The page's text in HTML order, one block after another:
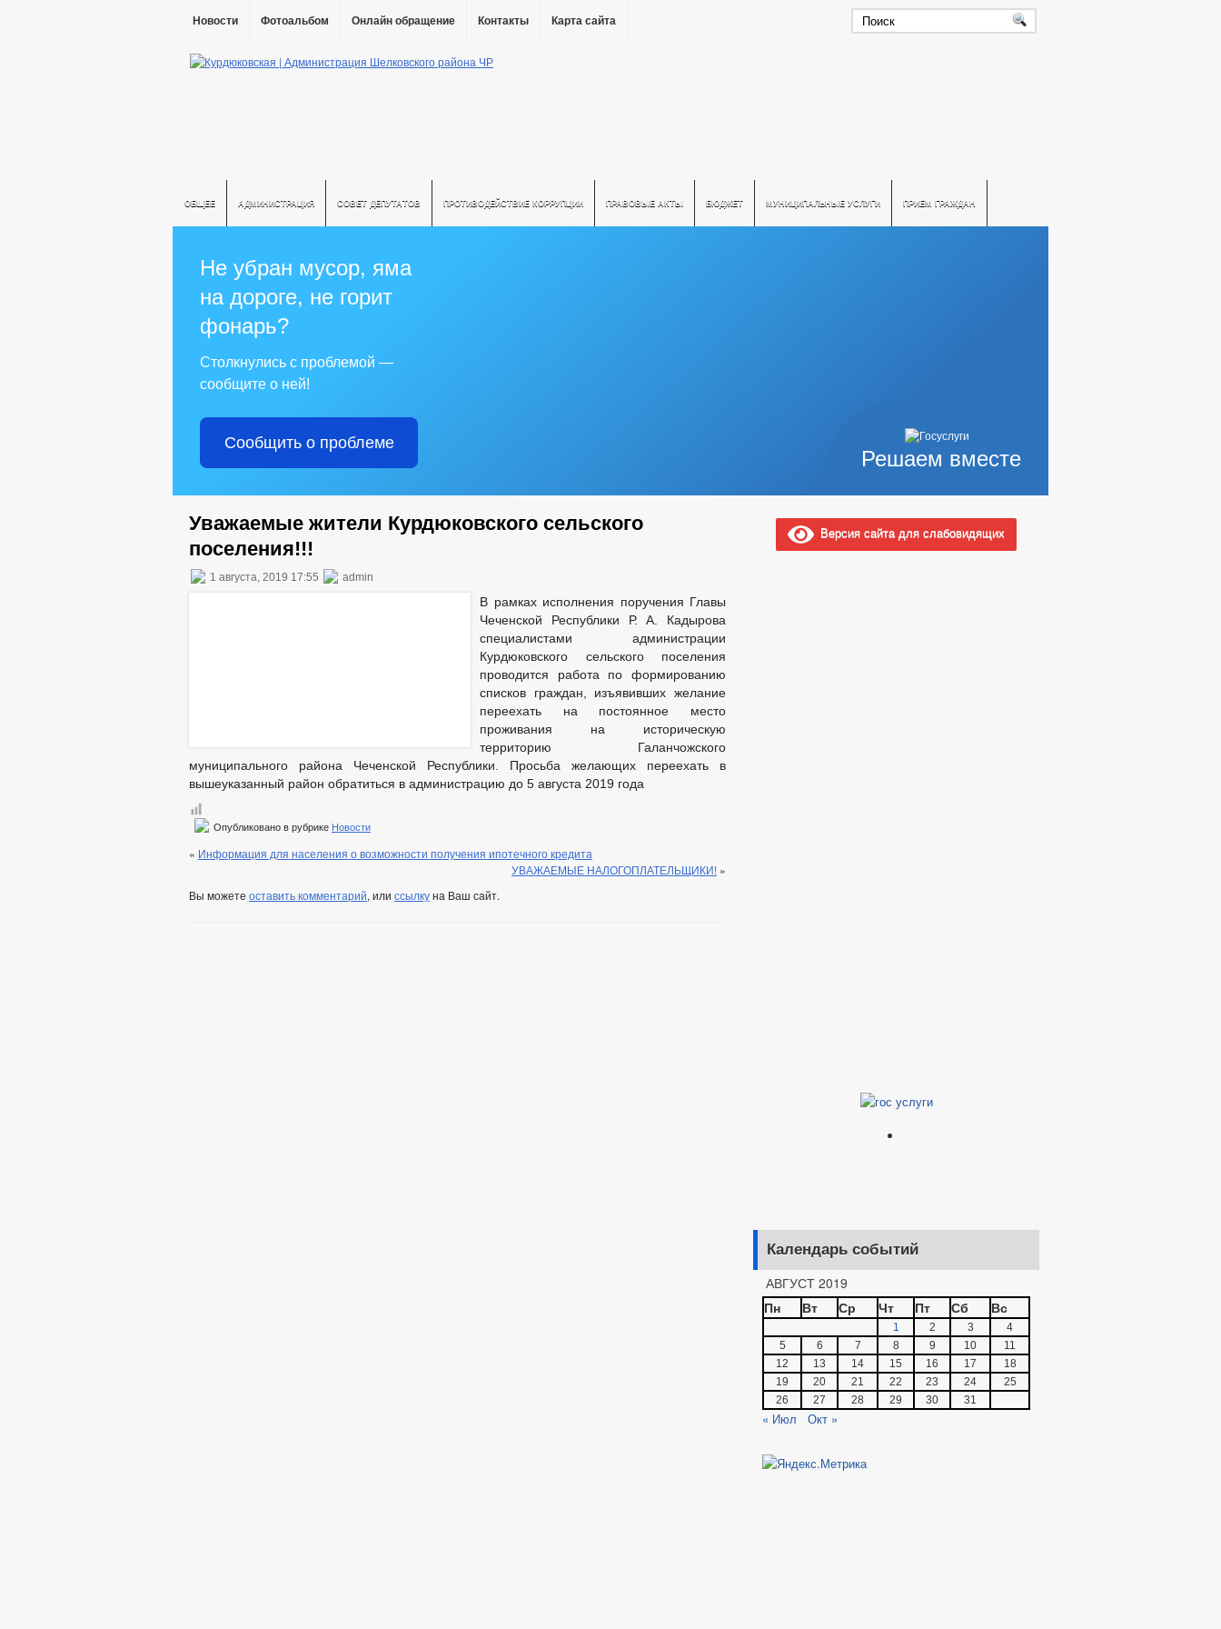
Новости Фотоальбом Онлайн обращение Контакты Карта сайта
ОБЩЕЕ АДМИНИСТРАЦИЯ СОВЕТ ДЕПУТАТОВ ПРОТИВОДЕЙСТВИЕ КОРРУПЦИИ ПРАВОВЫЕ АКТЫ БЮДЖЕТ МУНИЦИПАЛЬНЫЕ УСЛУГИ ПРИЕМ ГРАЖДАН
Решаем вместе
Не убран мусор, яма
на дороге, не горит
фонарь?
Столкнулись с проблемой —
сообщите о ней!
Сообщить о проблеме
Уважаемые жители Курдюковского сельского
поселения!!!
1 августа, 2019 17:55 admin
В рамках исполнения поручения Главы
Чеченской Республики Р. А. Кадырова
специалистами администрации
Курдюковского сельского поселения
проводится работа по формированию
списков граждан, изъявивших желание
переехать на постоянное место
проживания на историческую
территорию Галанчожского
муниципального района Чеченской Республики. Просьба желающих переехать в
вышеуказанный район обратиться в администрацию до 5 августа 2019 года
Опубликовано в рубрике Новости
« Информация для населения о возможности получения ипотечного кредита
УВАЖАЕМЫЕ НАЛОГОПЛАТЕЛЬЩИКИ! »
Вы можете оставить комментарий, или ссылкуна Ваш сайт.
Версия сайта для слабовидящих
Календарь событий
АВГУСТ 2019
Пн
Вт Ср Чт Пт Сб Вс
1 2 3
4
5
6 7 8 9 10
11
12
13 14 15 16 17
18
19
20 21 22 23 24
25
26
27 28 29 30 31
« Июл Окт »